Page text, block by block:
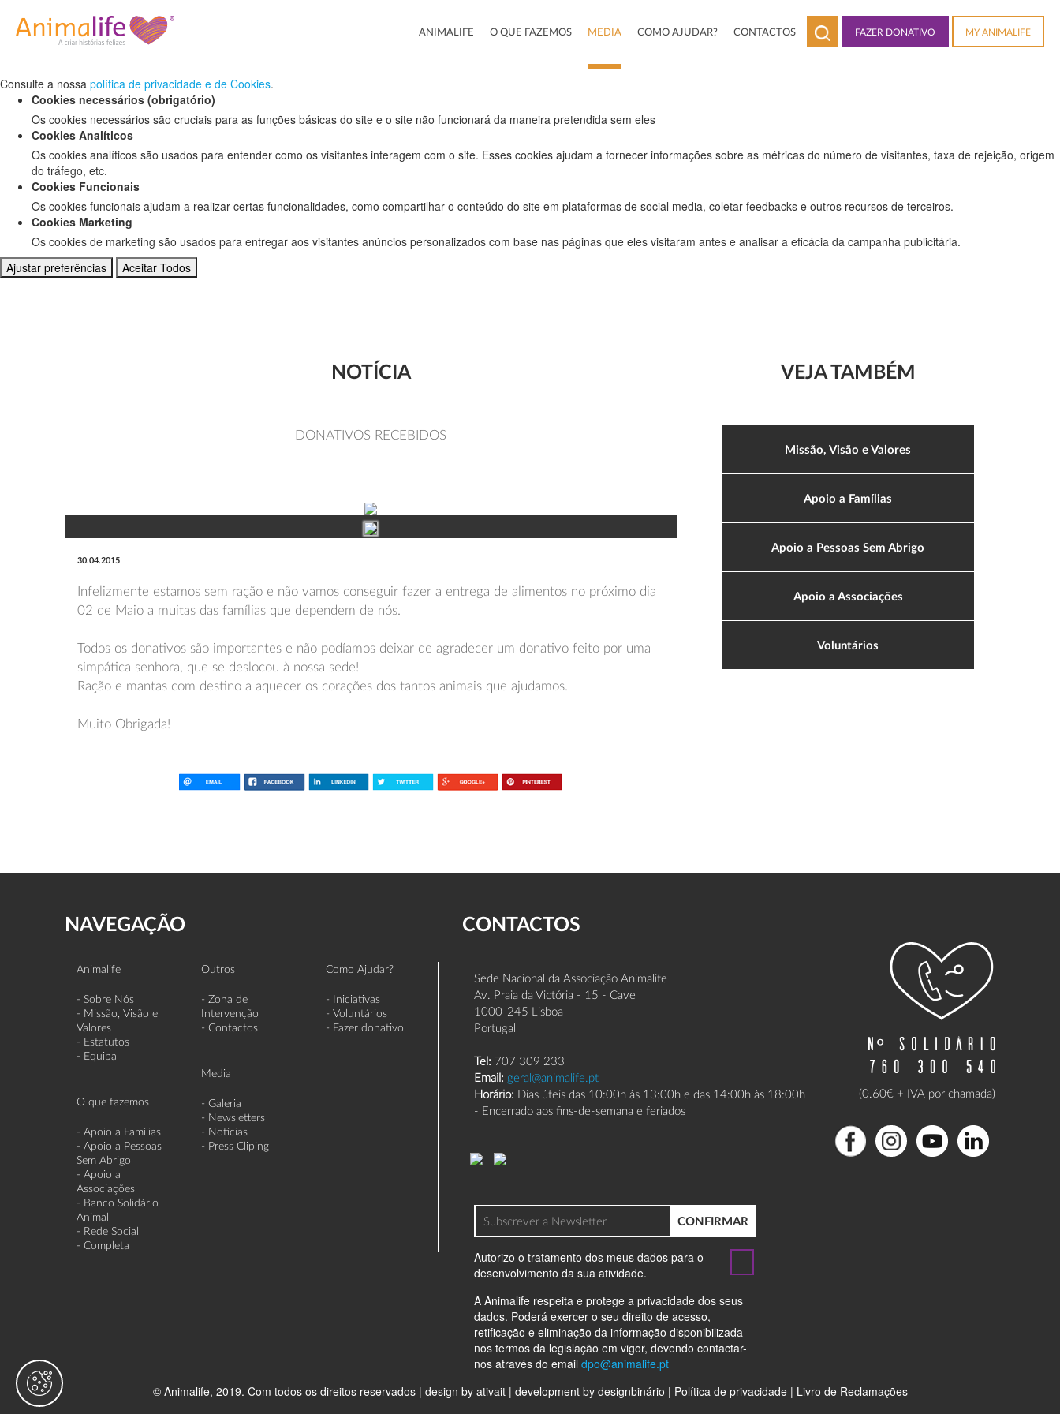
Defina as suas preferências de cookies para este website.
Este website utiliza cookies estritamente necessários, analíticos e funcionais, para lhe oferecer uma boa experiência de navegação e acesso a todas as funcionalidades.
Consulte a nossa política de privacidade e de Cookies.
Cookies necessários (obrigatório)
Os cookies necessários são cruciais para as funções básicas do site e o site não funcionará da maneira pretendida sem eles
Cookies Analíticos
Os cookies analíticos são usados para entender como os visitantes interagem com o site. Esses cookies ajudam a fornecer informações sobre as métricas do número de visitantes, taxa de rejeição, origem
do tráfego, etc.
Cookies Funcionais
Os cookies funcionais ajudam a realizar certas funcionalidades, como compartilhar o conteúdo do site em plataformas de social media, coletar feedbacks e outros recursos de terceiros.
Cookies Marketing
Os cookies de marketing são usados para entregar aos visitantes anúncios personalizados com base nas páginas que eles visitaram antes e analisar a eficácia da campanha publicitária.
Ajustar preferências
Aceitar Todos
ANIMALIFE O QUE FAZEMOS MEDIA COMO AJUDAR? CONTACTOS FAZER DONATIVO MY ANIMALIFE
NOTÍCIA
DONATIVOS RECEBIDOS
30.04.2015
Infelizmente estamos sem ração e não vamos conseguir fazer a entrega de alimentos no próximo dia
02 de Maio a muitas das famílias que dependem de nós.
Todos os donativos são importantes e não podíamos deixar de agradecer um donativo feito por uma
simpática senhora, que se deslocou à nossa sede!
Ração e mantas com destino a aquecer os corações dos tantos animais que ajudamos.
Muito Obrigada!
VEJA TAMBÉM
Missão, Visão e Valores
Apoio a Famílias
Apoio a Pessoas Sem Abrigo
Apoio a Associações
Voluntários
NAVEGAÇÃO
Animalife
- Sobre Nós
- Missão, Visão e
Valores
- Estatutos
- Equipa
O que fazemos
- Apoio a Famílias
- Apoio a Pessoas
Sem Abrigo
- Apoio a
Associações
- Banco Solidário
Animal
- Rede Social
- Completa
Outros
- Zona de
Intervenção
- Contactos
Media
- Galeria
- Newsletters
- Notícias
- Press Cliping
Como Ajudar?
- Iniciativas
- Voluntários
- Fazer donativo
CONTACTOS
Sede Nacional da Associação Animalife
Av. Praia da Victória - 15 - Cave
1000-245 Lisboa
Portugal
Tel: 707 309 233
Email: geral@animalife.pt
Horário: Dias úteis das 10:00h às 13:00h e das 14:00h às 18:00h
- Encerrado aos fins-de-semana e feriados
(0.60€ + IVA por chamada)
CONFIRMAR
Autorizo o tratamento dos meus dados para o
desenvolvimento da sua atividade.
A Animalife respeita e protege a privacidade dos seus
dados. Poderá exercer o seu direito de acesso,
retificação e eliminação da informação disponibilizada
nos termos da legislação em vigor, devendo contactar-
nos através do emaildpo@animalife.pt
© Animalife, 2019. Com todos os direitos reservados | design by ativait| development by designbinário | Política de privacidade| Livro de Reclamações